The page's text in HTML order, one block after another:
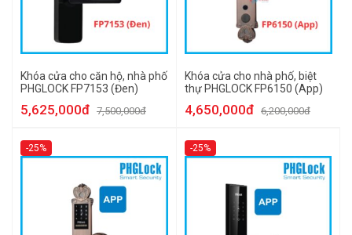
Khóa cửa cho căn hộ, nhà phố
PHGLOCK FP7153 (Đen)
5,625,000đ 7,500,000đ
Khóa cửa cho nhà phố, biệt
thự PHGLOCK FP6150 (App)
4,650,000đ 6,200,000đ
-25% -25%